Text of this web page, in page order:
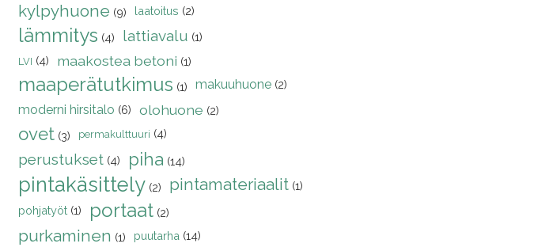
kylpyhuone (9) laatoitus (2)
lämmitys (4) lattiavalu (1)
LVI (4) maakostea betoni (1)
maaperätutkimus (1) makuuhuone (2)
moderni hirsitalo (6) olohuone (2)
ovet (3) permakulttuuri (4)
perustukset (4) piha (14)
pintakäsittely (2) pintamateriaalit (1)
pohjatyöt (1) portaat (2)
purkaminen (1) puutarha (14)